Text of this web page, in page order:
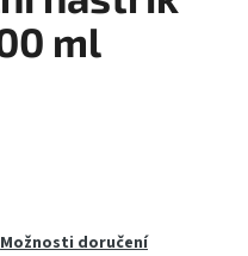
ml
Možnosti doručení